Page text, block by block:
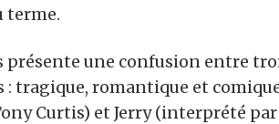
terme.
présente une confusion entre
tragique, romantique et
Curtis) et Jerry (interprété par